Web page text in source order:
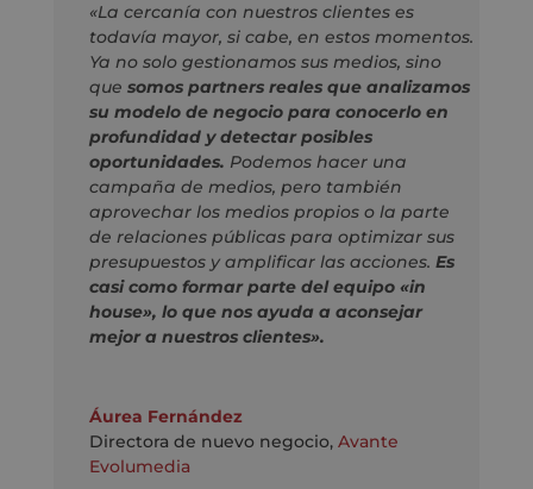
«La cercanía con nuestros clientes es
todavía mayor, si cabe, en estos momentos.
Ya no solo gestionamos sus medios, sino
que somos partners reales que analizamos
su modelo de negocio para conocerlo en
profundidad y detectar posibles
oportunidades. Podemos hacer una
campaña de medios, pero también
aprovechar los medios propios o la parte
de relaciones públicas para optimizar sus
presupuestos y amplificar las acciones. Es
casi como formar parte del equipo «in
house», lo que nos ayuda a aconsejar
mejor a nuestros clientes».
Áurea Fernández
Directora de nuevo negocio, Avante
Evolumedia